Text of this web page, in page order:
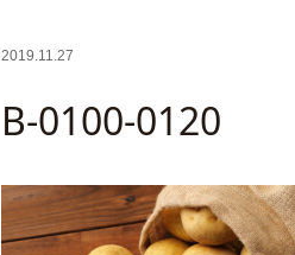
2019.11.27
B-0100-0120